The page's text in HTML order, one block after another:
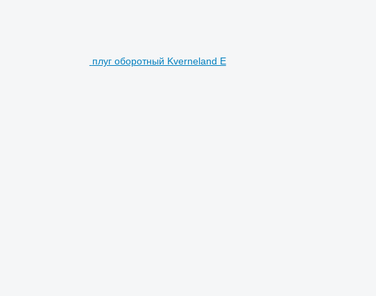
плуг оборотный Kverneland E